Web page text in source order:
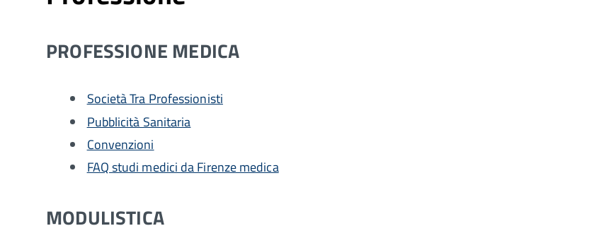
PROFESSIONE MEDICA
Società Tra Professionisti
Pubblicità Sanitaria
Convenzioni
FAQ studi medici da Firenze medica
MODULISTICA